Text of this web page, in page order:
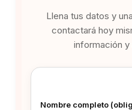
Llena tus datos y una
contactará hoy
información y
Nombre completo